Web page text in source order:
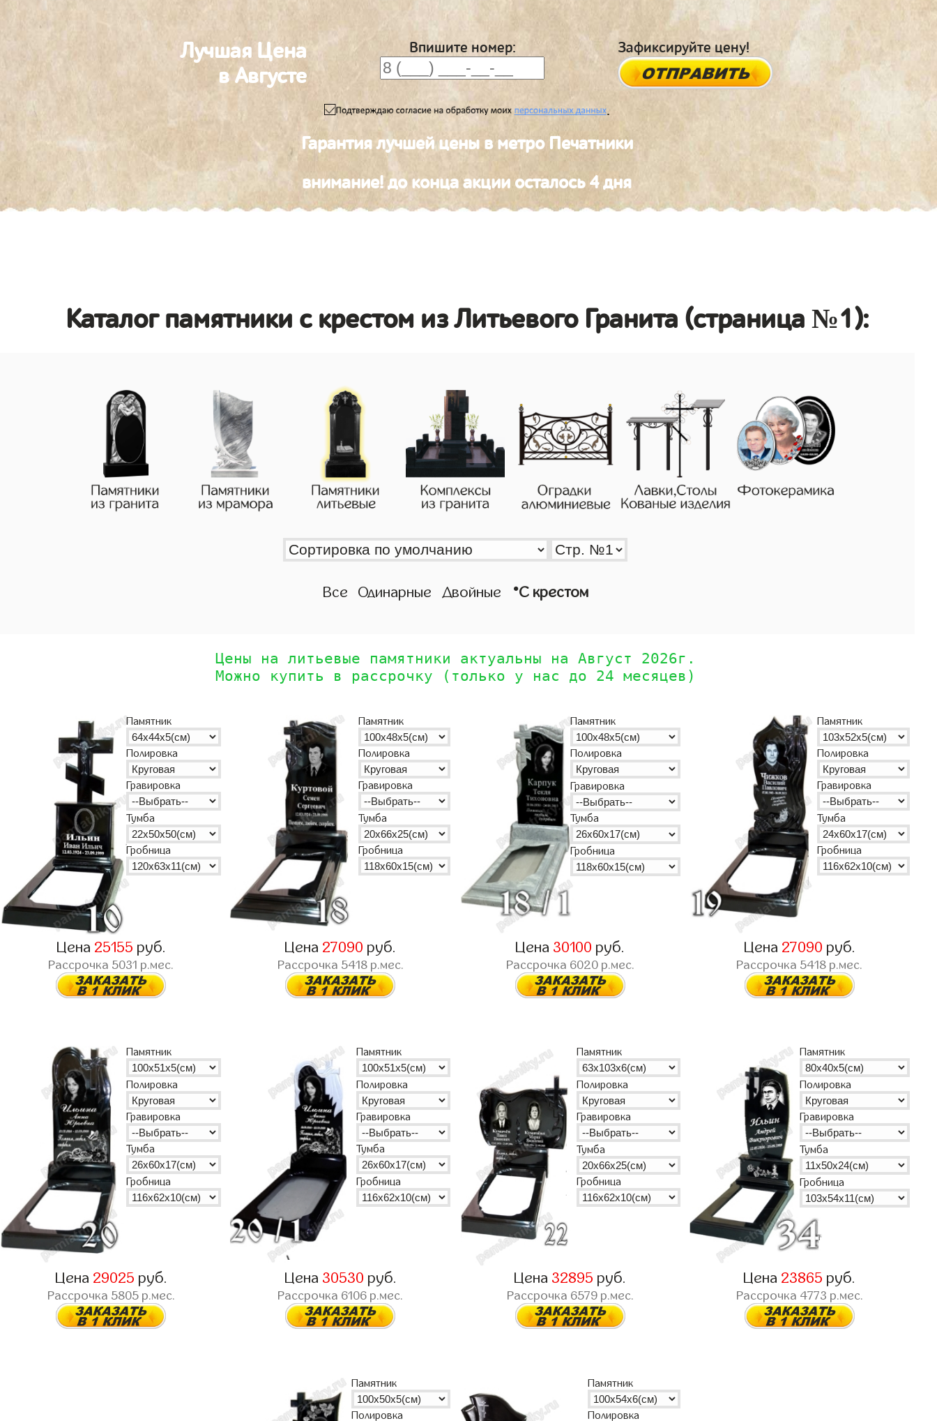
Лучшая Цена
в Августе
Впишите номер: Зафиксируйте цену!
.
Гарантия лучшей цены в метро Печатники
внимание! до конца акции осталось 4 дня
Каталог памятники с крестом из Литьевого Гранита (страница №1):
Все Одинарные Двойные •С крестом
Цены на литьевые памятники актуальны на Август 2026г.
Можно купить в рассрочку (только у нас до 24 месяцев)
Памятник
Полировка
Гравировка
Тумба
Гробница
Цена 25155 руб.
Рассрочка 5031 р.мес.
Памятник
Полировка
Гравировка
Тумба
Гробница
Цена 27090 руб.
Рассрочка 5418р.мес.
Памятник
Полировка
Гравировка
Тумба
Гробница
Цена 30100 руб.
Рассрочка 6020р.мес.
Памятник
Полировка
Гравировка
Тумба
Гробница
Цена 27090 руб.
Рассрочка 5418 р.мес.
Памятник
Полировка
Гравировка
Тумба
Гробница
Цена 29025 руб.
Рассрочка 5805р.мес.
Памятник
Полировка
Гравировка
Тумба
Гробница
Цена 30530 руб.
Рассрочка 6106 р.мес.
Памятник
Полировка
Гравировка
Тумба
Гробница
Цена 32895 руб.
Рассрочка 6579р.мес.
Памятник
Полировка
Гравировка
Тумба
Гробница
Цена 23865 руб.
Рассрочка 4773 р.мес.
Памятник
Полировка
Памятник
Полировка